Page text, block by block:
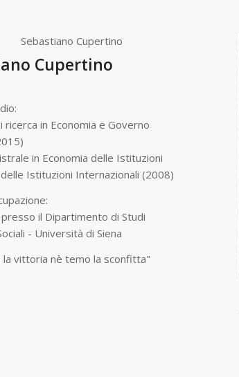
Cupertino
in Economia e Governo
in Economia delle Istituzioni
Istituzioni Internazionali (2008)
il Dipartimento di Studi
- Università di Siena
la vittoria nè temo la sconfitta"